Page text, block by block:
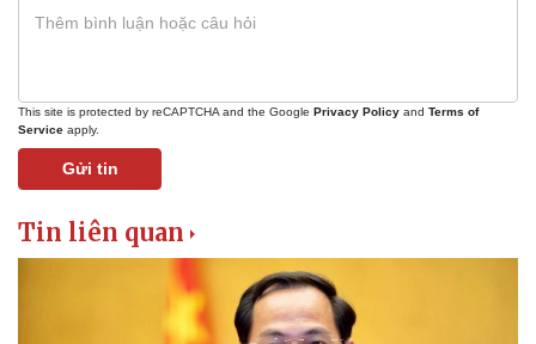
This site is protected by reCAPTCHA and the Google Privacy Policy and Terms of
Service apply.
Gửi tin
Tin liên quan